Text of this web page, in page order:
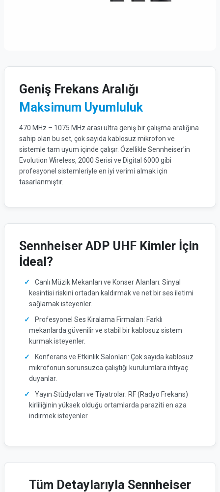
Geniş Frekans Aralığı
Maksimum Uyumluluk
470 MHz – 1075 MHz arası ultra geniş bir çalışma aralığına
sahip olan bu set, çok sayıda kablosuz mikrofon ve
sistemle tam uyum içinde çalışır. Özellikle Sennheiser'in
Evolution Wireless, 2000 Serisi ve Digital 6000 gibi
profesyonel sistemleriyle en iyi verimi almak için
tasarlanmıştır.
Sennheiser ADP UHF Kimler İçin
İdeal?
Canlı Müzik Mekanları ve Konser Alanları: Sinyal
kesintisi riskini ortadan kaldırmak ve net bir ses iletimi
sağlamak isteyenler.
Profesyonel Ses Kiralama Firmaları: Farklı
mekanlarda güvenilir ve stabil bir kablosuz sistem
kurmak isteyenler.
Konferans ve Etkinlik Salonları: Çok sayıda kablosuz
mikrofonun sorunsuzca çalıştığı kurulumlara ihtiyaç
duyanlar.
Yayın Stüdyoları ve Tiyatrolar: RF (Radyo Frekans)
kirliliğinin yüksek olduğu ortamlarda paraziti en aza
indirmek isteyenler.
Tüm Detaylarıyla Sennheiser